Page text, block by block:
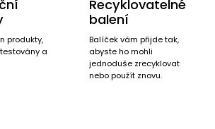
produkty,
a
Recyklovatelné
balení
Balíček vám přijde tak,
abyste ho mohli
jednoduše zrecyklovat
nebo použít znovu.